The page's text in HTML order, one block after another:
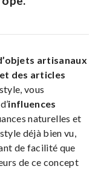
artisanaux
des articles
vous
influences
naturelles et
déjà bien vu,
de facilité que
de ce concept